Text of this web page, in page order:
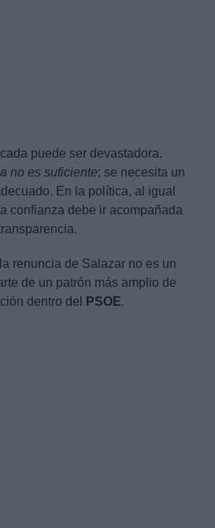
puede ser devastadora.
no es suficiente; se necesita un
En la política, al igual
confianza debe ir acompañada
renuncia de Salazar no es un
de un patrón más amplio de
dentro del
PSOE.